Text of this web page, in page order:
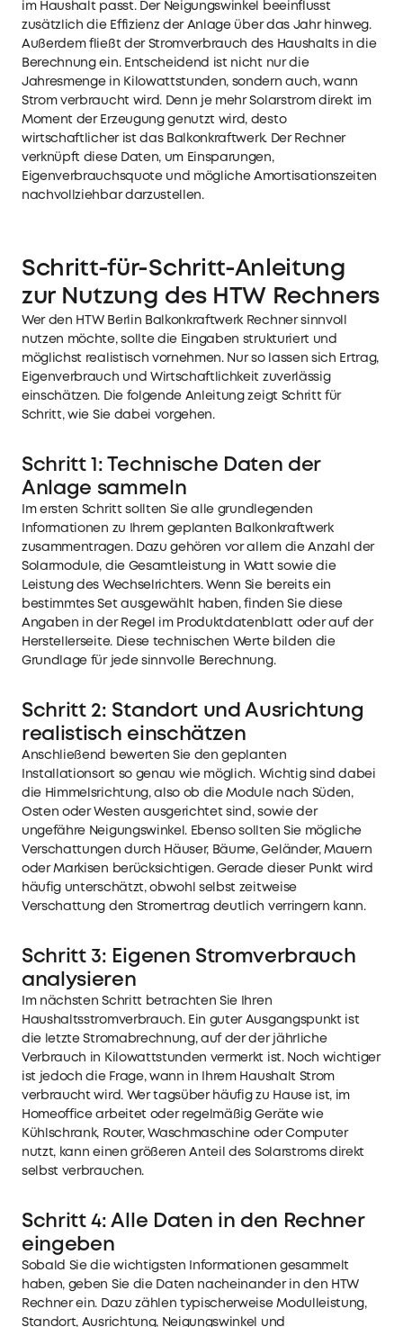
im Haushalt passt. Der Neigungswinkel beeinflusst
zusätzlich die Effizienz der Anlage über das Jahr hinweg.
Außerdem fließt der Stromverbrauch des Haushalts in die
Berechnung ein. Entscheidend ist nicht nur die
Jahresmenge in Kilowattstunden, sondern auch, wann
Strom verbraucht wird. Denn je mehr Solarstrom direkt im
Moment der Erzeugung genutzt wird, desto
wirtschaftlicher ist das Balkonkraftwerk. Der Rechner
verknüpft diese Daten, um Einsparungen,
Eigenverbrauchsquote und mögliche Amortisationszeiten
nachvollziehbar darzustellen.
Schritt-für-Schritt-Anleitung
zur Nutzung des HTW Rechners
Wer den HTW Berlin Balkonkraftwerk Rechner sinnvoll
nutzen möchte, sollte die Eingaben strukturiert und
möglichst realistisch vornehmen. Nur so lassen sich Ertrag,
Eigenverbrauch und Wirtschaftlichkeit zuverlässig
einschätzen. Die folgende Anleitung zeigt Schritt für
Schritt, wie Sie dabei vorgehen.
Schritt 1: Technische Daten der
Anlage sammeln
Im ersten Schritt sollten Sie alle grundlegenden
Informationen zu Ihrem geplanten Balkonkraftwerk
zusammentragen. Dazu gehören vor allem die Anzahl der
Solarmodule, die Gesamtleistung in Watt sowie die
Leistung des Wechselrichters. Wenn Sie bereits ein
bestimmtes Set ausgewählt haben, finden Sie diese
Angaben in der Regel im Produktdatenblatt oder auf der
Herstellerseite. Diese technischen Werte bilden die
Grundlage für jede sinnvolle Berechnung.
Schritt 2: Standort und Ausrichtung
realistisch einschätzen
Anschließend bewerten Sie den geplanten
Installationsort so genau wie möglich. Wichtig sind dabei
die Himmelsrichtung, also ob die Module nach Süden,
Osten oder Westen ausgerichtet sind, sowie der
ungefähre Neigungswinkel. Ebenso sollten Sie mögliche
Verschattungen durch Häuser, Bäume, Geländer, Mauern
oder Markisen berücksichtigen. Gerade dieser Punkt wird
häufig unterschätzt, obwohl selbst zeitweise
Verschattung den Stromertrag deutlich verringern kann.
Schritt 3: Eigenen Stromverbrauch
analysieren
Im nächsten Schritt betrachten Sie Ihren
Haushaltsstromverbrauch. Ein guter Ausgangspunkt ist
die letzte Stromabrechnung, auf der der jährliche
Verbrauch in Kilowattstunden vermerkt ist. Noch wichtiger
ist jedoch die Frage, wann in Ihrem Haushalt Strom
verbraucht wird. Wer tagsüber häufig zu Hause ist, im
Homeoffice arbeitet oder regelmäßig Geräte wie
Kühlschrank, Router, Waschmaschine oder Computer
nutzt, kann einen größeren Anteil des Solarstroms direkt
selbst verbrauchen.
Schritt 4: Alle Daten in den Rechner
eingeben
Sobald Sie die wichtigsten Informationen gesammelt
haben, geben Sie die Daten nacheinander in den HTW
Rechner ein. Dazu zählen typischerweise Modulleistung,
Standort, Ausrichtung, Neigungswinkel und